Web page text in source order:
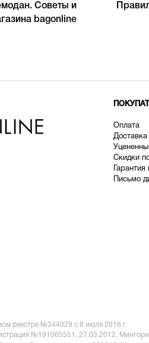
Советы и
bagonline
Оплата
Доставка
У
Скидки
Письмо
реестре №344029 с 8 июля 2016 г.
№191065551, 27.03.2012,